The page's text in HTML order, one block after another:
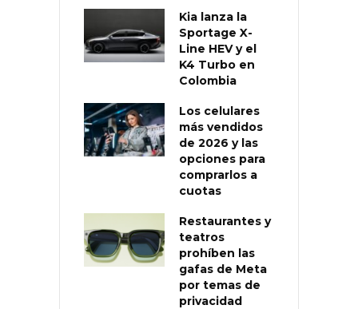
Kia lanza la
Sportage X-
Line HEV y el
K4 Turbo en
Colombia
Los celulares
más vendidos
de 2026 y las
opciones para
comprarlos a
cuotas
Restaurantes y
teatros
prohíben las
gafas de Meta
por temas de
privacidad